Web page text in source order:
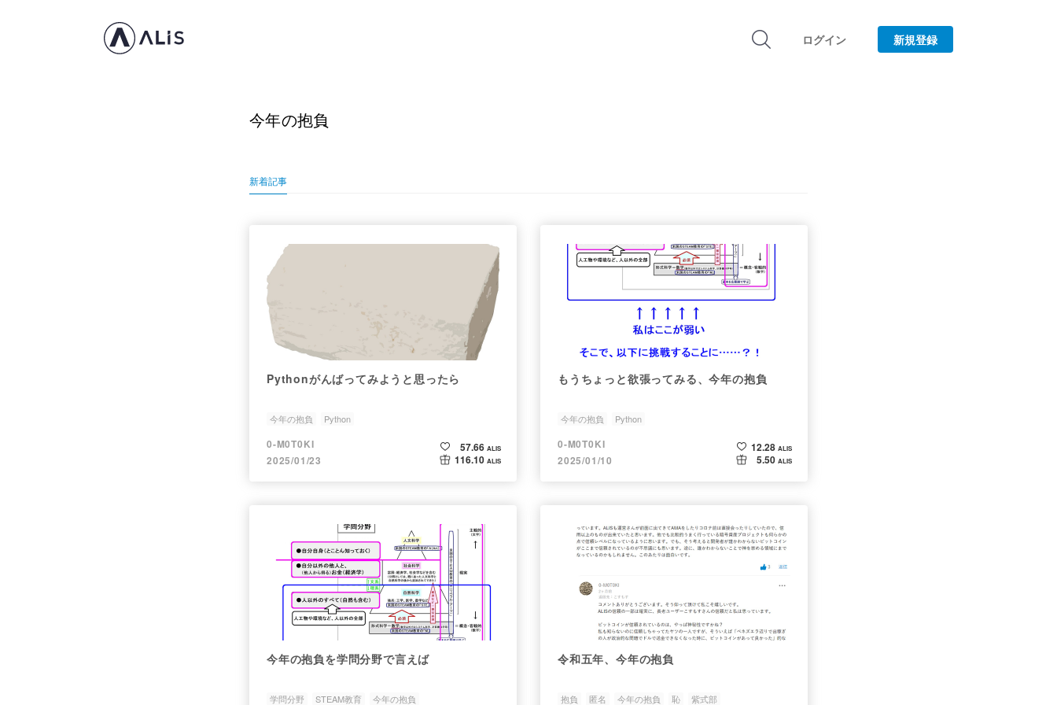
ログイン 新規登録
今年の抱負
新着記事
Pythonがんばってみようと思ったら
今年の抱負 Python
0-M0T0KI
2025/01/23
57.66 ALIS
116.10 ALIS
もうちょっと欲張ってみる、今年の抱負
今年の抱負 Python
0-M0T0KI
2025/01/10
12.28 ALIS
5.50 ALIS
今年の抱負を学問分野で言えば
学問分野 STEAM教育 今年の抱負
令和五年、今年の抱負
抱負 匿名 今年の抱負 恥 紫式部